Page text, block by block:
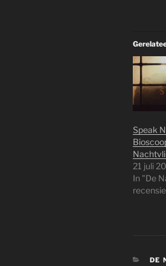
Speak
21 juli
In "De
DE